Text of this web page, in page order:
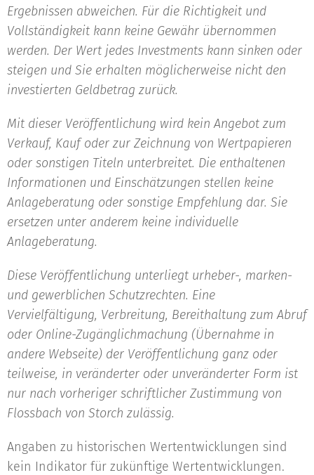
Ergebnissen abweichen. Für die Richtigkeit und
Vollständigkeit kann keine Gewähr übernommen
werden. Der Wert jedes Investments kann sinken oder
steigen und Sie erhalten möglicherweise nicht den
investierten Geldbetrag zurück.
Mit dieser Veröffentlichung wird kein Angebot zum
Verkauf, Kauf oder zur Zeichnung von Wertpapieren
oder sonstigen Titeln unterbreitet. Die enthaltenen
Informationen und Einschätzungen stellen keine
Anlageberatung oder sonstige Empfehlung dar. Sie
ersetzen unter anderem keine individuelle
Anlageberatung.
Diese Veröffentlichung unterliegt urheber-, marken-
und gewerblichen Schutzrechten. Eine
Vervielfältigung, Verbreitung, Bereithaltung zum Abruf
oder Online-Zugänglichmachung (Übernahme in
andere Webseite) der Veröffentlichung ganz oder
teilweise, in veränderter oder unveränderter Form ist
nur nach vorheriger schriftlicher Zustimmung von
Flossbach von Storch zulässig.
Angaben zu historischen Wertentwicklungen sind
kein Indikator für zukünftige Wertentwicklungen.